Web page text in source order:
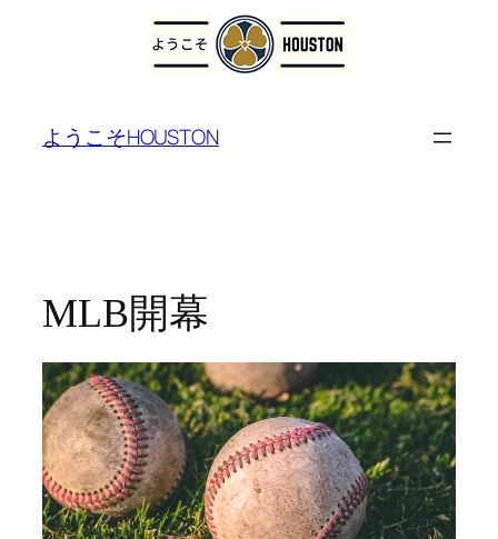
ようこそHOUSTON
MLB開幕